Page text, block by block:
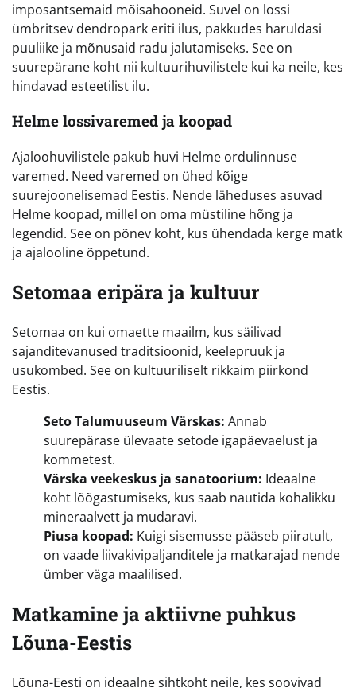
imposantsemaid mõisahooneid. Suvel on lossi
ümbritsev dendropark eriti ilus, pakkudes haruldasi
puuliike ja mõnusaid radu jalutamiseks. See on
suurepärane koht nii kultuurihuvilistele kui ka neile, kes
hindavad esteetilist ilu.
Helme lossivaremed ja koopad
Ajaloohuvilistele pakub huvi Helme ordulinnuse
varemed. Need varemed on ühed kõige
suurejoonelisemad Eestis. Nende läheduses asuvad
Helme koopad, millel on oma müstiline hõng ja
legendid. See on põnev koht, kus ühendada kerge matk
ja ajalooline õppetund.
Setomaa eripära ja kultuur
Setomaa on kui omaette maailm, kus säilivad
sajanditevanused traditsioonid, keelepruuk ja
usukombed. See on kultuuriliselt rikkaim piirkond
Eestis.
Seto Talumuuseum Värskas: Annab
suurepärase ülevaate setode igapäevaelust ja
kommetest.
Värska veekeskus ja sanatoorium: Ideaalne
koht lõõgastumiseks, kus saab nautida kohalikku
mineraalvett ja mudaravi.
Piusa koopad: Kuigi sisemusse pääseb piiratult,
on vaade liivakivipaljanditele ja matkarajad nende
ümber väga maalilised.
Matkamine ja aktiivne puhkus
Lõuna-Eestis
Lõuna-Eesti on ideaalne sihtkoht neile, kes soovivad